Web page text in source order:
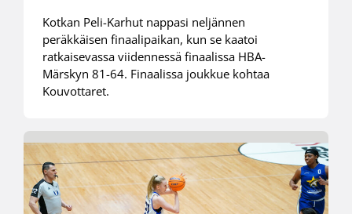
Kotkan Peli-Karhut nappasi neljännen
peräkkäisen finaalipaikan, kun se kaatoi
ratkaisevassa viidennessä finaalissa HBA-
Märskyn 81-64. Finaalissa joukkue kohtaa
Kouvottaret.